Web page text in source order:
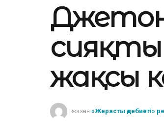
Джетон
сияқты
жақсы
жазған «Жерасты әдебиеті»